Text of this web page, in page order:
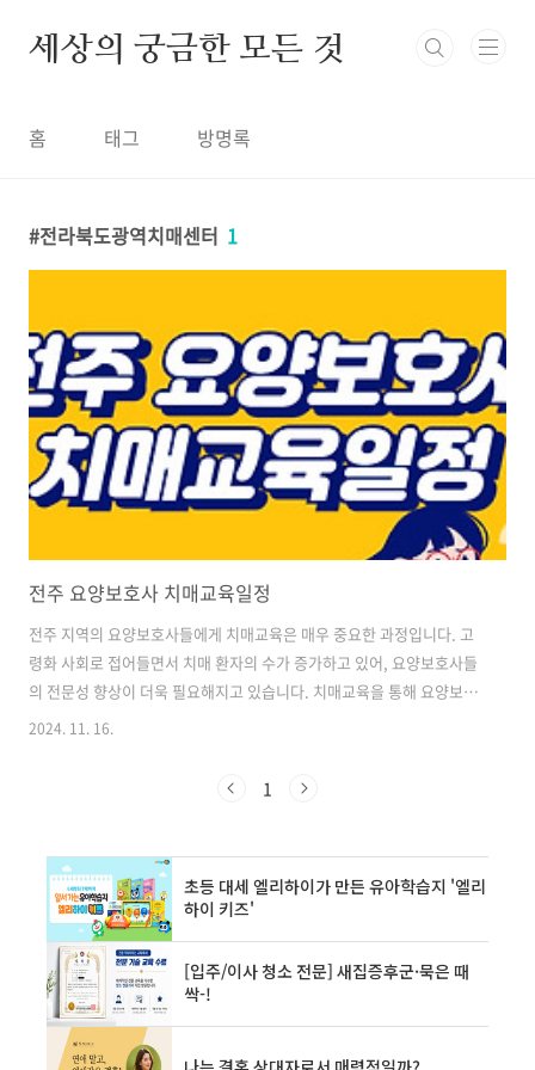
세상의 궁금한 모든 것
홈 태그 방명록
전라북도광역치매센터 1
전주 요양보호사 치매교육일정
전주 지역의 요양보호사들에게 치매교육은 매우 중요한 과정입니다. 고
령화 사회로 접어들면서 치매 환자의 수가 증가하고 있어, 요양보호사들
의 전문성 향상이 더욱 필요해지고 있습니다. 치매교육을 통해 요양보호
사들은 치매에 대한 이해를 높이고, 환자들을 더 효과적으로 케어할 수
것에 그치지 않습니다. 실제 현장에서 적용할 수 있는 실용적인 기술과
적인 케어 기술을 습득함으로써 보다 질 높은 요양 서비스를 제공할 수
있게 됩니다. 더불어 치매교육은 요양보호사들의 직업 만족도와 자긍심
을 높이는 데에도 기..
2024. 11. 16.
1